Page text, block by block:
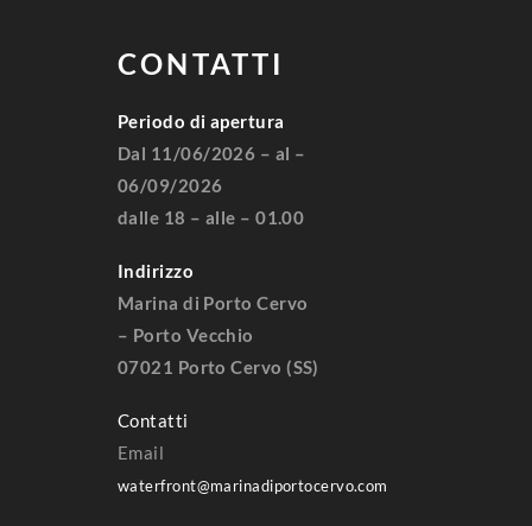
CONTATTI
Periodo di apertura
Dal 11/06/2026 – al –
06/09/2026
dalle 18 – alle – 01.00
Indirizzo
Marina di Porto Cervo
– Porto Vecchio
07021 Porto Cervo (SS)
Contatti
Email
waterfront@marinadiportocervo.com